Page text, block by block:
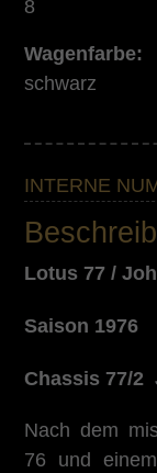
8
Wagenfarbe:
schwarz
INTERNE
Lotus 77 /
Saison 1976
Chassis 77/2
Nach dem
76 und